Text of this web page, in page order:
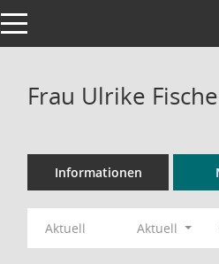
Toggle navigation
Frau Ulrike
Informationen
Aktuell Aktuell